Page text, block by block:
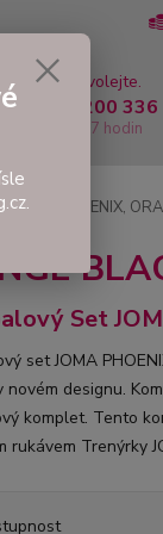
si rady? Zavolejte.
737 200 336
Pátek: 8 - 17 hodin
PHOENIX,
Set
set JOMA
novém designu.
komplet. Tento
rukávem Trenýrky